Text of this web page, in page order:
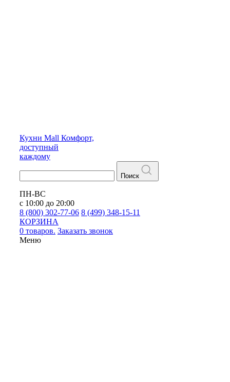
Кухни Mall Комфорт,
доступный
каждому
Поиск
ПН-ВС
с 10:00 до 20:00
8 (800) 302-77-06 8 (499) 348-15-11
КОРЗИНА
0 товаров. Заказать звонок
Меню